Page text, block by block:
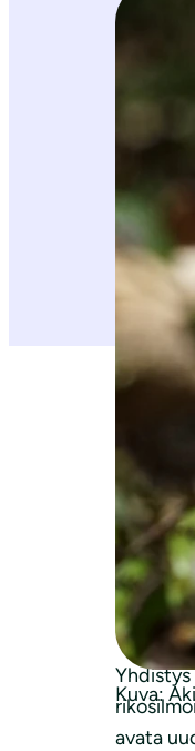
Kuva:
hyvin
avata